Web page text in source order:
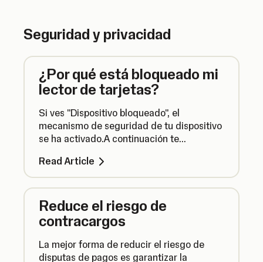
Seguridad y privacidad
¿Por qué está bloqueado mi
lector de tarjetas?
Si ves "Dispositivo bloqueado", el
mecanismo de seguridad de tu dispositivo
se ha activado.A continuación te
tarjetas bloqueados y cómo evitar futuros
bloqueos.
Read Article
Reduce el riesgo de
contracargos
La mejor forma de reducir el riesgo de
disputas de pagos es garantizar la